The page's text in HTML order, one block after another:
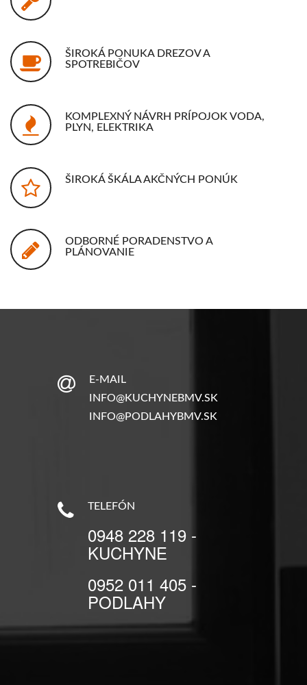
ŠIROKÁ PONUKA DREZOV A
SPOTREBIČOV
KOMPLEXNÝ NÁVRH PRÍPOJOK VODA,
PLYN, ELEKTRIKA
ŠIROKÁ ŠKÁLA AKČNÝCH PONÚK
ODBORNÉ PORADENSTVO A
PLÁNOVANIE
E-MAIL
INFO@KUCHYNEBMV.SK
INFO@PODLAHYBMV.SK
TELEFÓN
0948 228 119 -
KUCHYNE
0952 011 405 -
PODLAHY